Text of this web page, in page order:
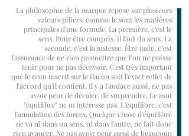
La philosophie de la marque repose sur plusieurs
valeurs piliers, comme le sont les matières
principales d'une formule. La première, c'est le
sens. Pour être compris, il faut du sens. La
seconde, c’est la justesse. Être juste, c’est
l'assurance de ne rien promettre que l’on ne puisse
tenir pour ne pas décevoir. C'est très important
que le nom inscrit sur le flacon soit l'exact reflet de
l'accord qu'il contient. Il y a l'audace aussi, ne pas
avoir peur de décaler, de surprendre. Le mot
"équilibre" ne m'intéresse pas. L'équilibre, c'est
l'annulation des forces. Quelque chose d'équilibré
ne va ni dans un sens, ni dans l'autre, ne fait donc
rien avancer. Ne pas avoir peur aussi de beaucoup